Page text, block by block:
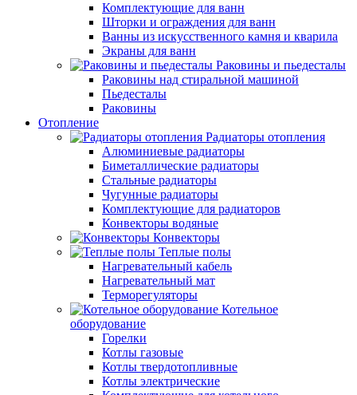
Комплектующие для ванн
Шторки и ограждения для ванн
Ванны из искусственного камня и кварила
Экраны для ванн
Раковины и пьедесталы
Раковины над стиральной машиной
Пьедесталы
Раковины
Отопление
Радиаторы отопления
Алюминиевые радиаторы
Биметаллические радиаторы
Стальные радиаторы
Чугунные радиаторы
Комплектующие для радиаторов
Конвекторы водяные
Конвекторы
Теплые полы
Нагревательный кабель
Нагревательный мат
Терморегуляторы
Котельное
оборудование
Горелки
Котлы газовые
Котлы твердотопливные
Котлы электрические